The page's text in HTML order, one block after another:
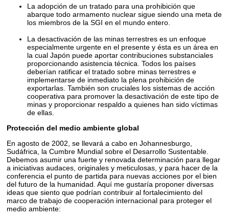
La adopción de un tratado para una prohibición que
abarque todo armamento nuclear sigue siendo una meta de
los miembros de la SGI en el mundo entero.
La desactivación de las minas terrestres es un enfoque
especialmente urgente en el presente y ésta es un área en
la cual Japón puede aportar contribuciones substanciales
proporcionando asistencia técnica. Todos los países
deberían ratificar el tratado sobre minas terrestres e
implementarse de inmediato la plena prohibición de
exportarlas. También son cruciales los sistemas de acción
cooperativa para promover la desactivación de este tipo de
minas y proporcionar respaldo a quienes han sido víctimas
de ellas.
Protección del medio ambiente global
En agosto de 2002, se llevará a cabo en Johannesburgo,
Sudáfrica, la Cumbre Mundial sobre el Desarrollo Sustentable.
Debemos asumir una fuerte y renovada determinación para llegar
a iniciativas audaces, originales y meticulosas, y para hacer de la
conferencia el punto de partida para nuevas acciones por el bien
del futuro de la humanidad. Aquí me gustaría proponer diversas
ideas que siento que podrían contribuir al fortalecimiento del
marco de trabajo de cooperación internacional para proteger el
medio ambiente: